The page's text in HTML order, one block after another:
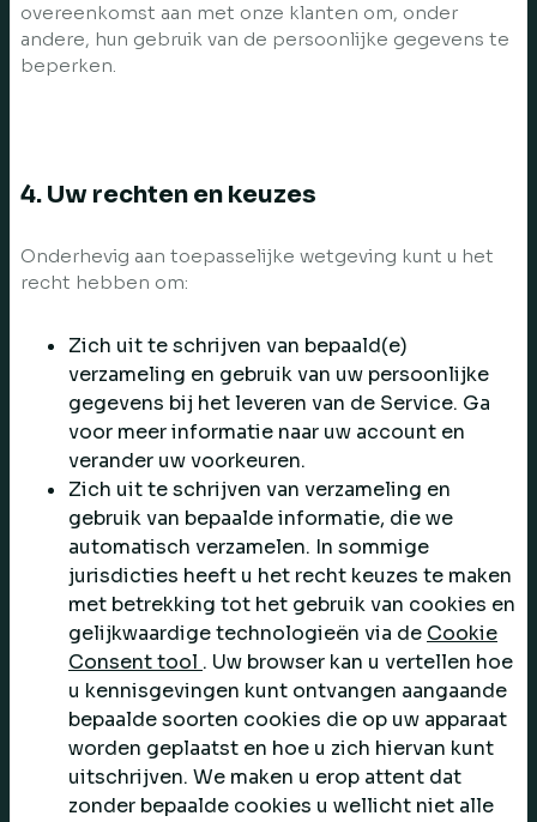
overeenkomst aan met onze klanten om, onder
andere, hun gebruik van de persoonlijke gegevens te
beperken.
4. Uw rechten en keuzes
Onderhevig aan toepasselijke wetgeving kunt u het
recht hebben om:
Zich uit te schrijven van bepaald(e)
verzameling en gebruik van uw persoonlijke
gegevens bij het leveren van de Service. Ga
voor meer informatie naar uw account en
verander uw voorkeuren.
Zich uit te schrijven van verzameling en
gebruik van bepaalde informatie, die we
automatisch verzamelen. In sommige
jurisdicties heeft u het recht keuzes te maken
met betrekking tot het gebruik van cookies en
gelijkwaardige technologieën via de Cookie
Consent tool . Uw browser kan u vertellen hoe
u kennisgevingen kunt ontvangen aangaande
bepaalde soorten cookies die op uw apparaat
worden geplaatst en hoe u zich hiervan kunt
uitschrijven. We maken u erop attent dat
zonder bepaalde cookies u wellicht niet alle